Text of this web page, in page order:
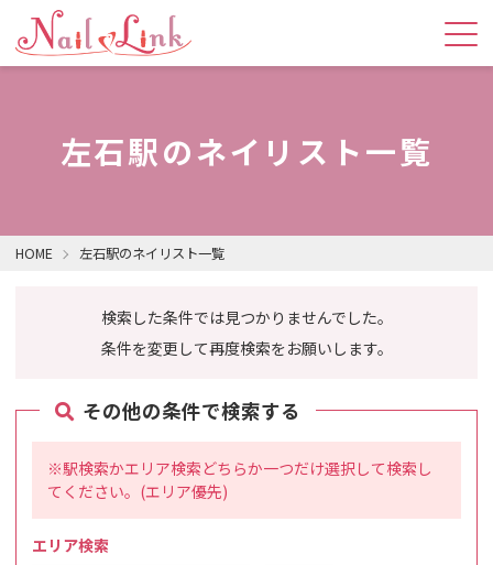
左石駅のネイリスト一覧
HOME 左石駅のネイリスト一覧
検索した条件では見つかりませんでした。
条件を変更して再度検索をお願いします。
その他の条件で検索する
※駅検索かエリア検索どちらか一つだけ選択して検索し
てください。(エリア優先)
エリア検索